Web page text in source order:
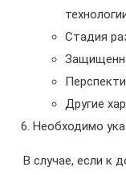
Стадия
Другие
Необходимо
В случае, если к